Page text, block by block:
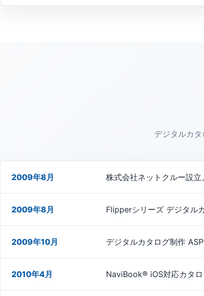
デジタルカ
2009年8月 株式会社ネットクルー設立
2009年8月 Flipperシリーズ デジタル
2009年10月 デジタルカタログ制作
2010年4月 NaviBook® iOS対応カタロ